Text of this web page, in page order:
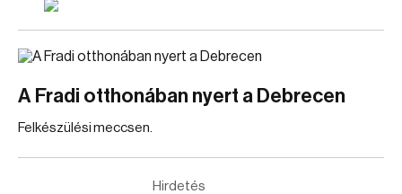
A Fradi otthonában nyert a Debrecen
Felkészülési meccsen.
Hirdetés